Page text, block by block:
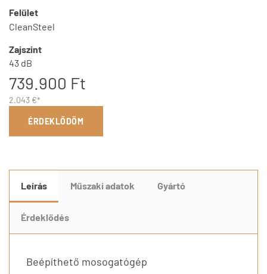
Felület
CleanSteel
Zajszint
43 dB
739.900 Ft
2.043 €*
ÉRDEKLŐDÖM
Leírás Műszaki adatok Gyártó
Érdeklődés
Beépíthető mosogatógép